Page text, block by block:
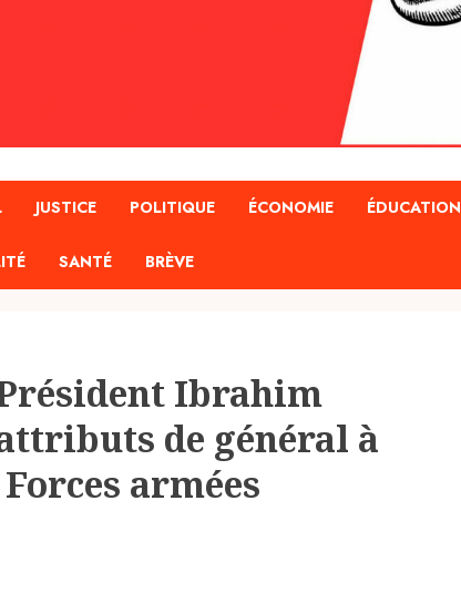
JUSTICE POLITIQUE ÉCONOMIE ÉDUCATION
SANTÉ BRÈVE
Ibrahim
de général à
armées